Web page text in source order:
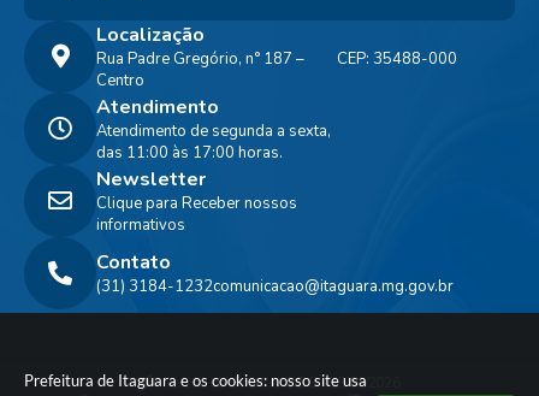
Prefeitura de Itaguara e os cookies: nosso site usa
Localização
Rua Padre Gregório, n° 187 –
Centro
CEP: 35488-000
Contato
(31) 3184-1232comunicacao@itaguara.mg.gov.br
Atendimento
Atendimento de segunda a sexta,
das 11:00 às 17:00 horas.
Newsletter
Clique para Receber nossos
informativos
Versão do Sistema:3.5.3 - 19/06/2026